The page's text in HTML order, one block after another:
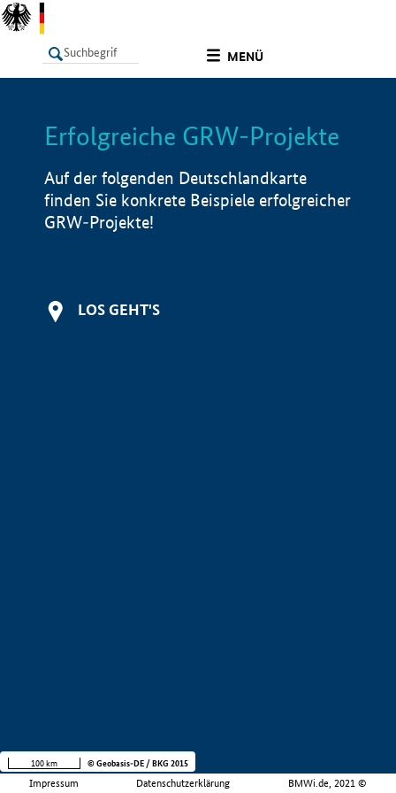
MENÜ
LISTE Info
Erfolgreiche GRW-Projekte
Auf der folgenden Deutschlandkarte
finden Sie konkrete Beispiele erfolgreicher
GRW-Projekte!
LOS GEHT'S
Impressum Datenschutzerklärung BMWi.de, 2021 ©
100 km © Geobasis-DE / BKG 2015